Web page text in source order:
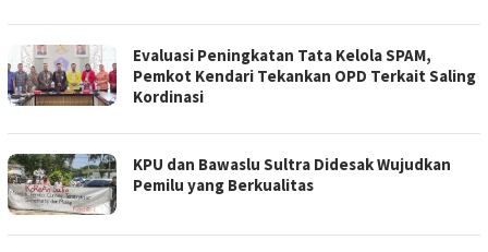
Evaluasi Peningkatan Tata Kelola SPAM,
Pemkot Kendari Tekankan OPD Terkait Saling
Kordinasi
KPU dan Bawaslu Sultra Didesak Wujudkan
Pemilu yang Berkualitas